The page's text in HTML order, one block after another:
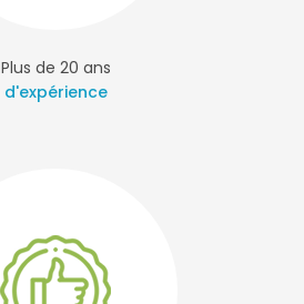
Plus de 20 ans
d'expérience